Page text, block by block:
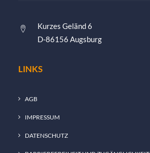
Kurzes Geländ 6
D-86156 Augsburg
LINKS
AGB
IMPRESSUM
DATENSCHUTZ